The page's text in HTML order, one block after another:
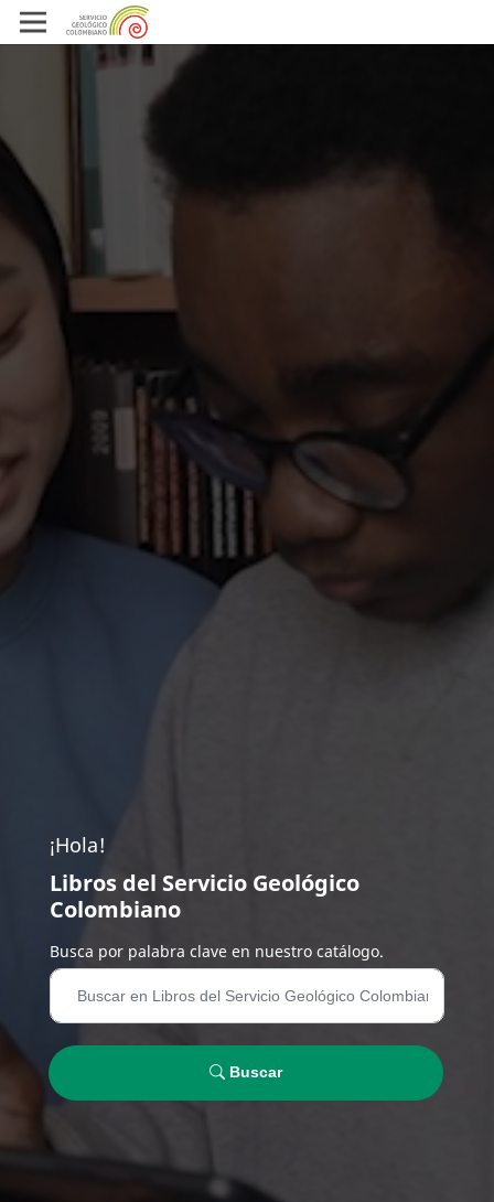
¡Hola!
Libros del Servicio Geológico
Colombiano
Busca por palabra clave en nuestro catálogo.
Buscar